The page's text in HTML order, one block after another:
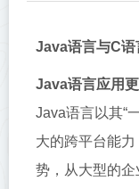
Java语言与C语
Java语言应用更
Java语言以其“
大的跨平台能
势，从大型的